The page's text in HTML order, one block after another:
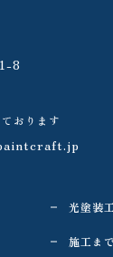
8
おります
光塗装
施工ま